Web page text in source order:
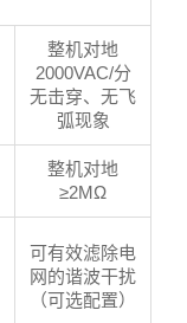
整机对地
2000VAC/分
无击穿、无飞
弧现象
整机对地
≥2MΩ
可有效滤除电
网的谐波干扰
（可选配置）